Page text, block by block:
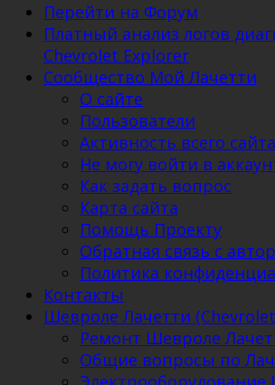
Перейти на Форум
Платный анализ логов
Chevrolet Explorer
Сообщество Мой Лачетти
О сайте
Пользователи
Активность всего сайта
Не могу войти в
Как задать вопрос
Карта сайта
Помощь Проекту
Обратная связь с
Политика
Контакты
Шевроле Лачетти
Ремонт Шевроле
Общие вопросы по